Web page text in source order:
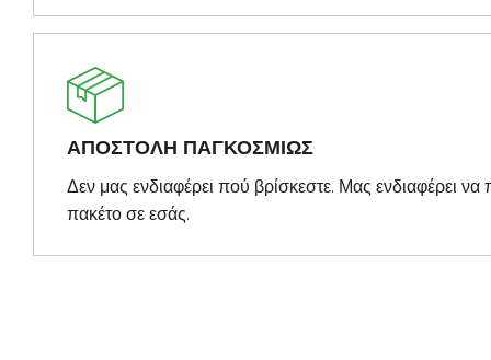
ΑΠΟΣΤΟΛΗ ΠΑΓΚΟΣΜΙΩΣ
Δεν μας ενδιαφέρει πού βρίσκεστε. Μας ενδιαφέρει
πακέτο σε εσάς.